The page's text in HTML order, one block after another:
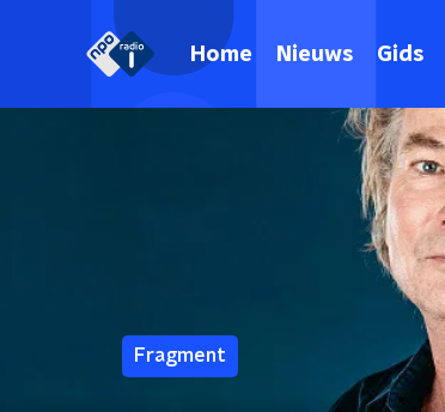
Home Nieuws Gids
Fragment